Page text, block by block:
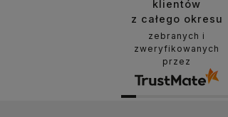
klientów
z całego okresu
zebranych i
zweryfikowanych
przez